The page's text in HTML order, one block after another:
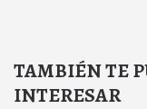
TAMBIÉN TE
INTERESAR